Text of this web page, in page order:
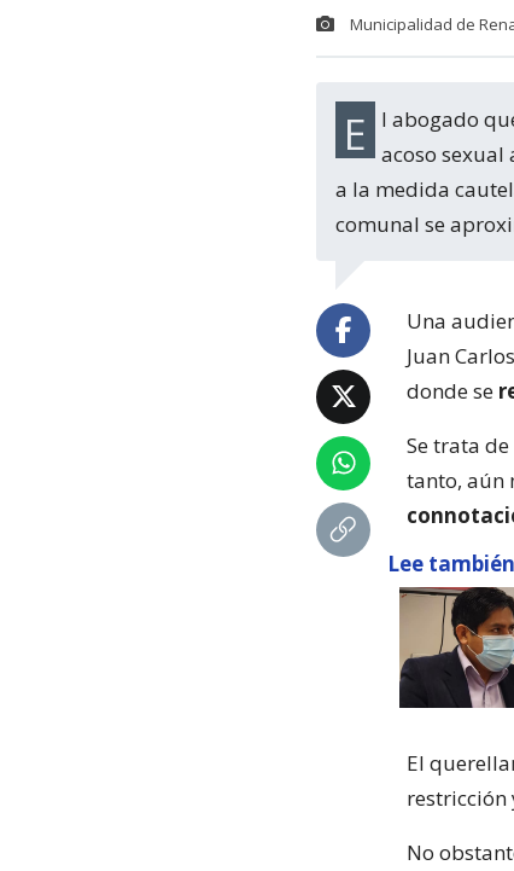
Municipalidad de
El abogado querellante en la investigación contra el alcalde de Renaico por presunto
acoso
a la medida
comunal se
Una
Juan
donde se
Se trata
tanto, aún
Lee
El
restricción
No